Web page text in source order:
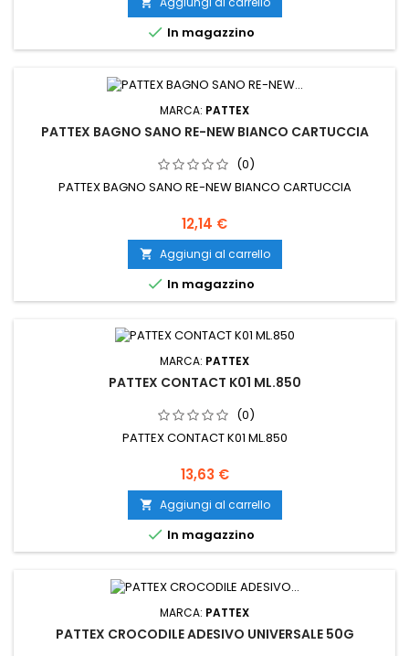
 In magazzino
MARCA: PATTEX
PATTEX BAGNO SANO RE-NEW BIANCO CARTUCCIA
(0)
PATTEX BAGNO SANO RE-NEW BIANCO CARTUCCIA
Prezzo
12,14 €
 Aggiungi al carrello
 In magazzino
MARCA: PATTEX
PATTEX CONTACT K01 ML.850
(0)
PATTEX CONTACT K01 ML.850
Prezzo
13,63 €
 Aggiungi al carrello
 In magazzino
MARCA: PATTEX
PATTEX CROCODILE ADESIVO UNIVERSALE 50G